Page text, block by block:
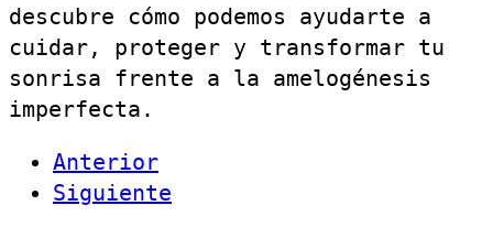
descubre cómo podemos ayudarte a
cuidar, proteger y transformar tu
sonrisa frente a la amelogénesis
imperfecta.
Anterior
Siguiente